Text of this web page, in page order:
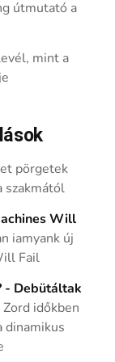
útmutató a
mint a
pörgetek
szakmától
Will
iamyank új
Fail
- Debütáltak
Zord időkben
dinamikus